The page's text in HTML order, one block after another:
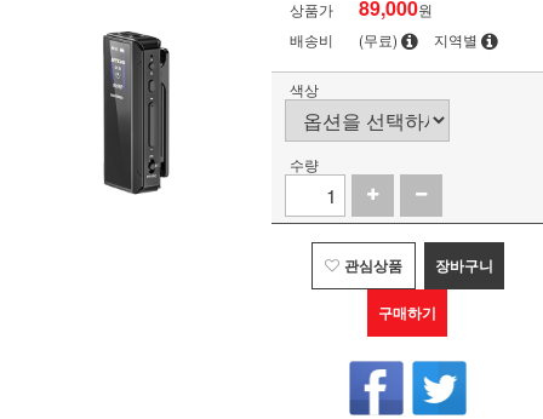
상품가 89,000원
배송비
(무료) 지역별
색상
수량
관심상품 장바구니
구매하기